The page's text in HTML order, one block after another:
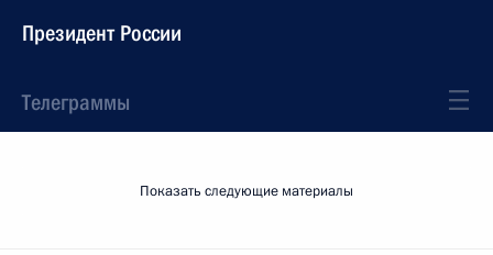
Президент России
Телеграммы
Показать следующие материалы